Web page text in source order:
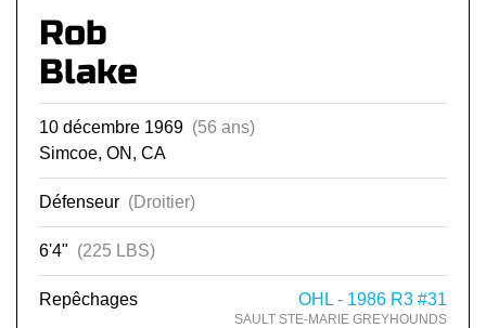
Rob
Blake
10 décembre 1969 (56 ans)
Simcoe, ON, CA
Défenseur (Droitier)
6'4" (225 LBS)
Repêchages OHL - 1986 R3 #31
SAULT STE-MARIE GREYHOUNDS